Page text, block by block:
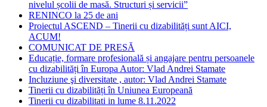
nivelul școlii de masă. Structuri și servicii”
RENINCO la 25 de ani
Proiectul ASCEND – Tinerii cu dizabilități sunt AICI,
ACUM!
COMUNICAT DE PRESĂ
Educație, formare profesională și angajare pentru persoanele
cu dizabilități în Europa Autor: Vlad Andrei Stamate
Incluziune şi diversitate , autor: Vlad Andrei Stamate
Tinerii cu dizabilități în Uniunea Europeană
Tinerii cu dizabilitati in lume 8.11.2022